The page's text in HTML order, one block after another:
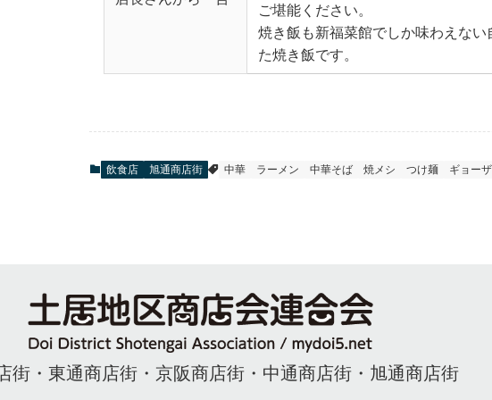
ご堪能ください。
焼き飯も新福菜館でしか味わえない
た焼き飯です。
飲食店 旭通商店街 中華 ラーメン 中華そば 焼メシ つけ麺 ギョーザ
街 ・ 東通商店街 ・ 京阪商店街 ・ 中通商店街 ・ 旭通商店街